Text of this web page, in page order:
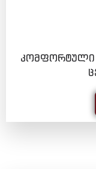
კომფორტული